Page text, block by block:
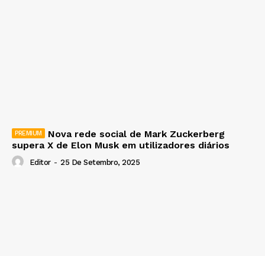
Nova rede social de Mark Zuckerberg
supera X de Elon Musk em utilizadores diários
Editor - 25 De Setembro, 2025